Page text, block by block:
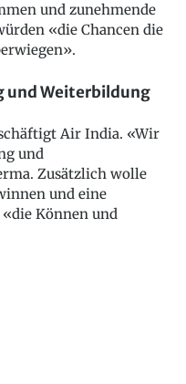
und zunehmende
«die Chancen die
und Weiterbildung
Air India. «Wir
und
Zusätzlich wolle
und eine
Können und